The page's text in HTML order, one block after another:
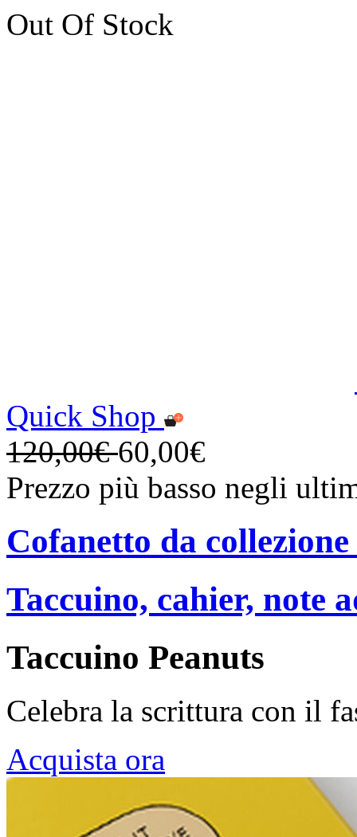
Out Of Stock
Quick Shop
120,00€60,00€
Prezzo più basso negli
Cofanetto da collezione
Taccuino, cahier, note
Taccuino Peanuts
Celebra la scrittura con il
Acquista ora